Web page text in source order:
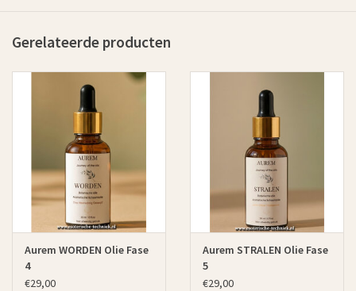
Gerelateerde producten
Aurem WORDEN Olie Fase
4
€29,00
Aurem STRALEN Olie Fase
5
€29,00